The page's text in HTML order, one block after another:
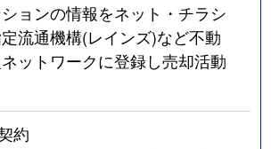
ョンの情報をネット・チラシ
流通機構(レインズ)など不動
ットワークに登録し売却活動
約